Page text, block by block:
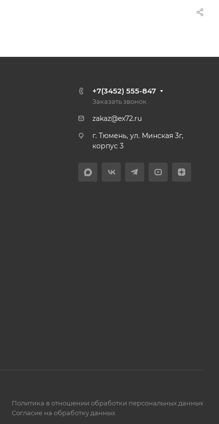
+7(3452) 555-847
Заказать звонок
zakaz@ex72.ru
г. Тюмень, ул. Минская 3г,
корпус 3
Политика в отношении обработки персональных данных
Согласие на обработку данных